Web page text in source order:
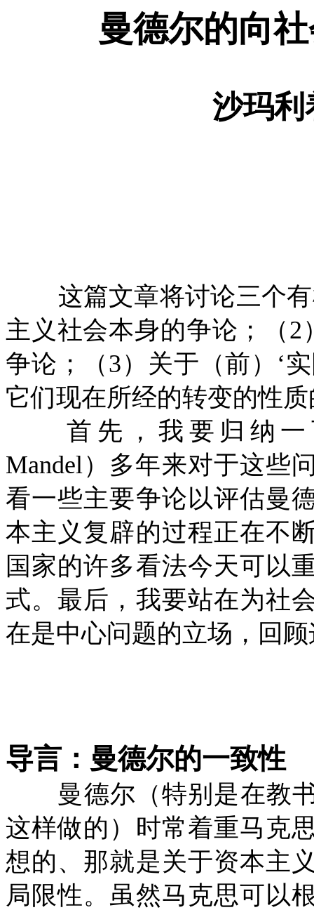
曼德尔的向
沙玛利
这篇文章将讨论三个有
主义社会本身的争论；（2
争论；（3）关于（前）‘
它们现在所经的转变的性
首先，我要归纳一
Mandel）多年来对于这些
看一些主要争论以评估曼
本主义复辟的过程正在不
国家的许多看法今天可以
式。最后，我要站在为社
在是中心问题的立场，回
导言：曼德尔的一致性
曼德尔（特别是在教
这样做的）时常着重马克
想的、那就是关于资本主
局限性。虽然马克思可以